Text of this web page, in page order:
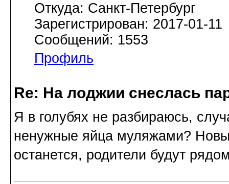
Откуда: Санкт-Петербург
Зарегистрирован: 2017-01-11
Сообщений: 1553
Профиль
Re: На лоджии снеслась
Я в голубях не разбираюсь,
ненужные яйца муляжами?
останется, родители будут